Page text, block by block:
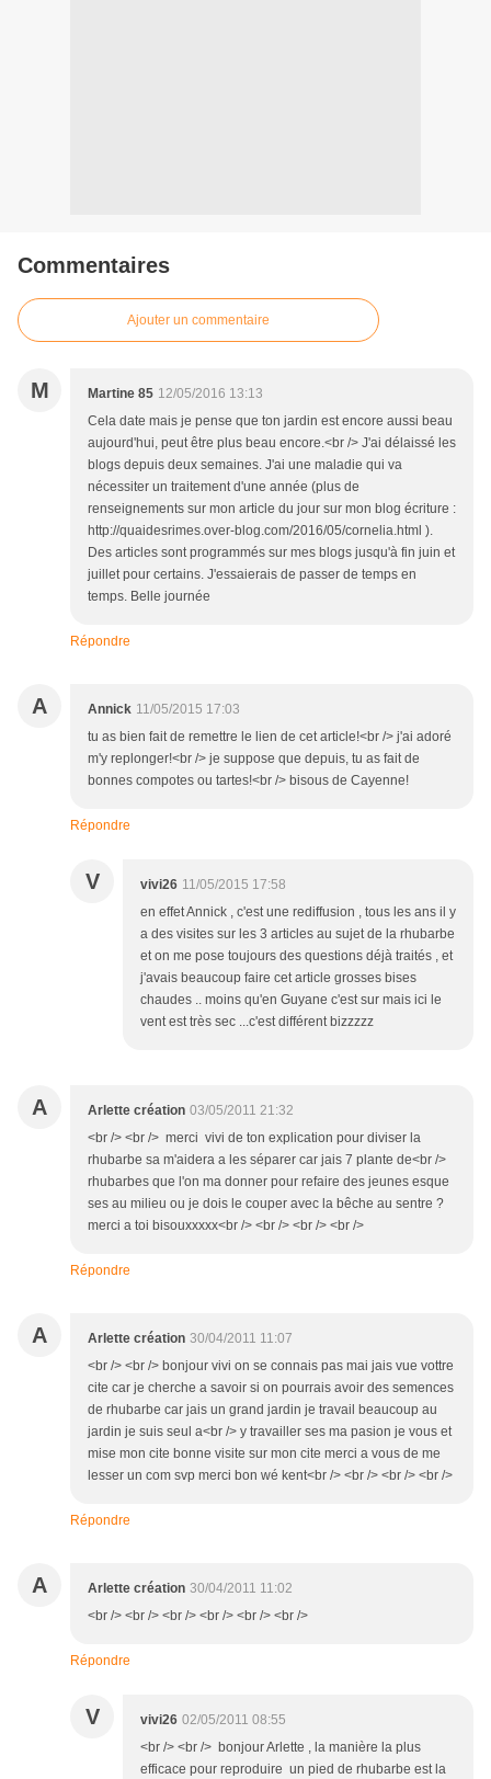
Commentaires
Ajouter un commentaire
M Martine 85 12/05/2016 13:13
Cela date mais je pense que ton jardin est encore aussi beau
aujourd'hui, peut être plus beau encore.<br /> J'ai délaissé les
blogs depuis deux semaines. J'ai une maladie qui va
nécessiter un traitement d'une année (plus de
renseignements sur mon article du jour sur mon blog écriture :
http://quaidesrimes.over-blog.com/2016/05/cornelia.html ).
Des articles sont programmés sur mes blogs jusqu'à fin juin et
juillet pour certains. J'essaierais de passer de temps en
temps. Belle journée
Répondre
A Annick 11/05/2015 17:03
tu as bien fait de remettre le lien de cet article!<br /> j'ai adoré
m'y replonger!<br /> je suppose que depuis, tu as fait de
bonnes compotes ou tartes!<br /> bisous de Cayenne!
Répondre
V vivi26 11/05/2015 17:58
en effet Annick , c'est une rediffusion , tous les ans il y
a des visites sur les 3 articles au sujet de la rhubarbe
et on me pose toujours des questions déjà traités , et
j'avais beaucoup faire cet article grosses bises
chaudes .. moins qu'en Guyane c'est sur mais ici le
vent est très sec ...c'est différent bizzzzz
A Arlette création 03/05/2011 21:32
<br /> <br /> merci vivi de ton explication pour diviser la
rhubarbe sa m'aidera a les séparer car jais 7 plante de<br />
rhubarbes que l'on ma donner pour refaire des jeunes esque
ses au milieu ou je dois le couper avec la bêche au sentre ?
merci a toi bisouxxxxx<br /> <br /> <br /> <br />
Répondre
A Arlette création 30/04/2011 11:07
<br /> <br /> bonjour vivi on se connais pas mai jais vue vottre
cite car je cherche a savoir si on pourrais avoir des semences
de rhubarbe car jais un grand jardin je travail beaucoup au
jardin je suis seul a<br /> y travailler ses ma pasion je vous et
mise mon cite bonne visite sur mon cite merci a vous de me
lesser un com svp merci bon wé kent<br /> <br /> <br /> <br />
Répondre
A Arlette création 30/04/2011 11:02
<br /> <br /> <br /> <br /> <br /> <br />
Répondre
V vivi26 02/05/2011 08:55
<br /> <br /> bonjour Arlette , la manière la plus
efficace pour reproduire un pied de rhubarbe est la